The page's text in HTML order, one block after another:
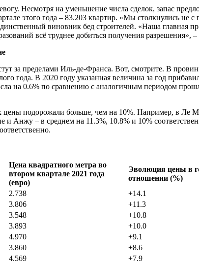
Несмотря на уменьшение числа сделок, запас
этого года – 83.203 квартир. «Мы столкнулись не
виновник бед строителей. «Наша главная
всё труднее добиться получения разрешения»,
за пределами Иль-де-Франса. Вот, смотрите. В
года. В 2020 году указанная величина за год
на 0.6% по сравнению с аналогичным периодом
подорожали больше, чем на 10%. Например, в Ле
Анжу – в среднем на 11.3%, 10.8% и 10%
Цена квадратного метра во
втором квартале 2021 года
(евро)
Эволюция цены в
отношении (%)
2.738
+14.1
3.806
+11.3
3.548
+10.8
3.893
+10.0
4.970
+9.1
3.860
+8.6
4.569
+7.9